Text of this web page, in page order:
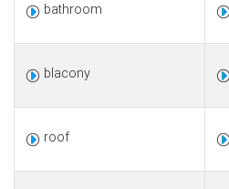
bathroom
blacony
roof